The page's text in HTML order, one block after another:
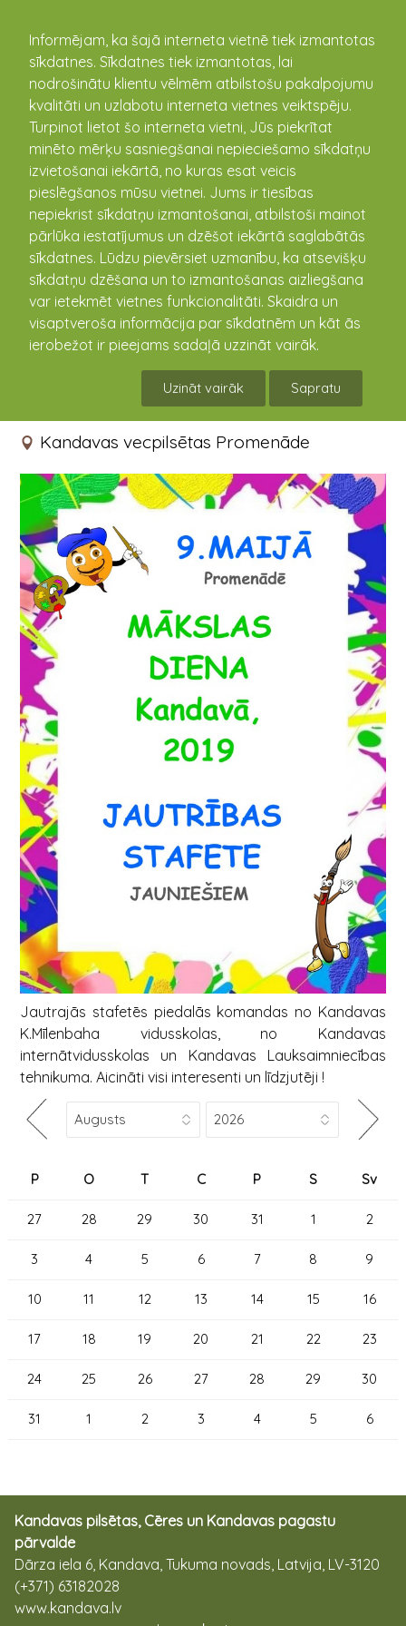
Informējam, ka šajā interneta vietnē tiek izmantotas
sīkdatnes. Sīkdatnes tiek izmantotas, lai
nodrošinātu klientu vēlmēm atbilstošu pakalpojumu
kvalitāti un uzlabotu interneta vietnes veiktspēju.
Turpinot lietot šo interneta vietni, Jūs piekrītat
minēto mērķu sasniegšanai nepieciešamo sīkdatņu
izvietošanai iekārtā, no kuras esat veicis
pieslēgšanos mūsu vietnei. Jums ir tiesības
nepiekrist sīkdatņu izmantošanai, atbilstoši mainot
pārlūka iestatījumus un dzēšot iekārtā saglabātās
sīkdatnes. Lūdzu pievērsiet uzmanību, ka atsevišķu
sīkdatņu dzēšana un to izmantošanas aizliegšana
var ietekmēt vietnes funkcionalitāti. Skaidra un
visaptveroša informācija par sīkdatnēm un kāt ās
ierobežot ir pieejams sadaļā uzzināt vairāk.
Uzināt vairāk Sapratu
kandava.lv
PASĀKUMU
KALENDĀRS
Mākslas diena Kandavā.
Jautrības stafetes.
09.05.2019 17:00 - 19:00
Kandavas vecpilsētas Promenāde
Jautrajās stafetēs piedalās komandas no Kandavas
K.Mīlenbaha vidusskolas, no Kandavas
internātvidusskolas un Kandavas Lauksaimniecības
tehnikuma. Aicināti visi interesenti un līdzjutēji !
P O T C P S Sv
27 28 29 30 31 1 2
3 4 5 6 7 8 9
10 11 12 13 14 15 16
17 18 19 20 21 22 23
24 25 26 27 28 29 30
31 1 2 3 4 5 6
Kandavas pilsētas, Cēres un Kandavas pagastu
pārvalde
Dārza iela 6, Kandava, Tukuma novads, Latvija, LV-3120
(+371) 63182028
www.kandava.lv